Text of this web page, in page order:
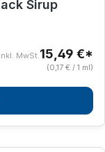
Sirup
inkl. MwSt.15,49 €*
(0,17 € / 1 ml)